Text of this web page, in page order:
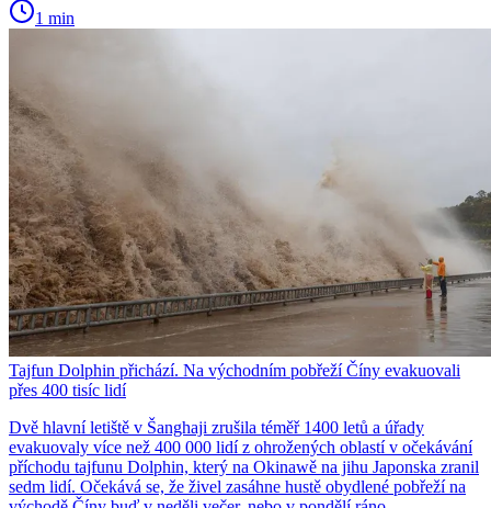
1 min
Tajfun Dolphin přichází. Na východním pobřeží Číny evakuovali
přes 400 tisíc lidí
Dvě hlavní letiště v Šanghaji zrušila téměř 1400 letů a úřady
evakuovaly více než 400 000 lidí z ohrožených oblastí v očekávání
příchodu tajfunu Dolphin, který na Okinawě na jihu Japonska zranil
sedm lidí. Očekává se, že živel zasáhne hustě obydlené pobřeží na